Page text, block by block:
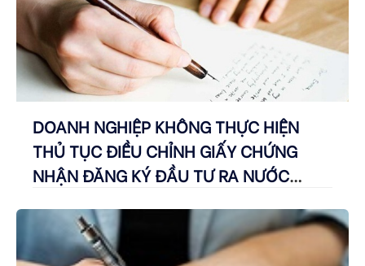
DOANH NGHIỆP KHÔNG THỰC HIỆN
THỦ TỤC ĐIỀU CHỈNH GIẤY CHỨNG
NHẬN ĐĂNG KÝ ĐẦU TƯ RA NƯỚC
CHỈNH THÌ BỊ XỬ PHẠT THẾ NÀO?